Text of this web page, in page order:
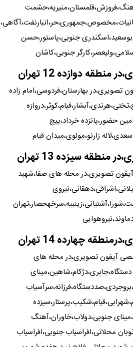
جنوبی،پاستور،حسن
جنوبی،کاشان
دوازده 12 تهران
بهارستان،فردوسی،امام زاده
حضور،پانزده خرداد،پیچ
زارنو،مولوی،میدان قیام
منطقه سیزده 13 تهران
تصویری،در محله های:صفا،شهید
چهارده 14 تهران
آیفون تصویری،در محله های
جنوبی،دولاب،خاوران،آهنگ
محلاتی،افراسیاب جنوبی،افراسیاب